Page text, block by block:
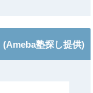
(Ameba塾探し提供)